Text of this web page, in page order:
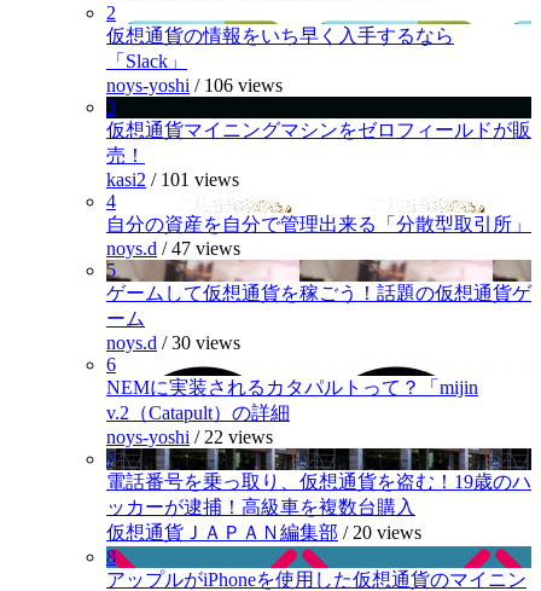
2
仮想通貨の情報をいち早く入手するなら
「Slack」
noys-yoshi / 106 views
3
仮想通貨マイニングマシンをゼロフィールドが販
売！
kasi2 / 101 views
4
自分の資産を自分で管理出来る「分散型取引所」
noys.d /47 views
5
ゲームして仮想通貨を稼ごう！話題の仮想通貨ゲ
ーム
noys.d /30 views
6
NEMに実装されるカタパルトって？「mijin
v.2（Catapult）の詳細
noys-yoshi / 22 views
7
電話番号を乗っ取り、仮想通貨を盗む！19歳のハ
ッカーが逮捕！高級車を複数台購入
仮想通貨ＪＡＰＡＮ編集部 / 20 views
8
アップルがiPhoneを使用した仮想通貨のマイニン